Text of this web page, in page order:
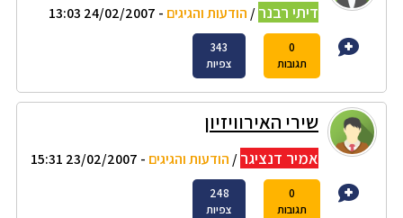
דיתי רבנר/ הודעות והגיגים - 24/02/2007 13:03
0
תגובות
343
צפיות
שירי האירוויזיון
אמיר דנציגר/ הודעות והגיגים - 23/02/2007 15:31
0
תגובות
248
צפיות